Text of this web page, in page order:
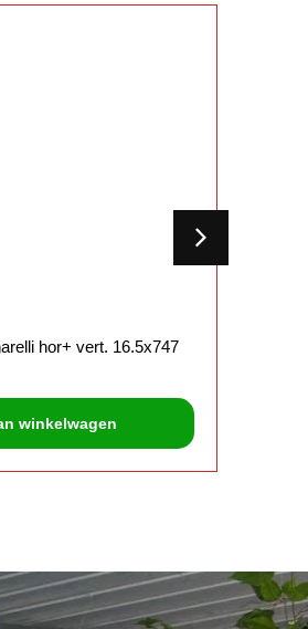
hor+ vert. 16.5x747
winkelwagen